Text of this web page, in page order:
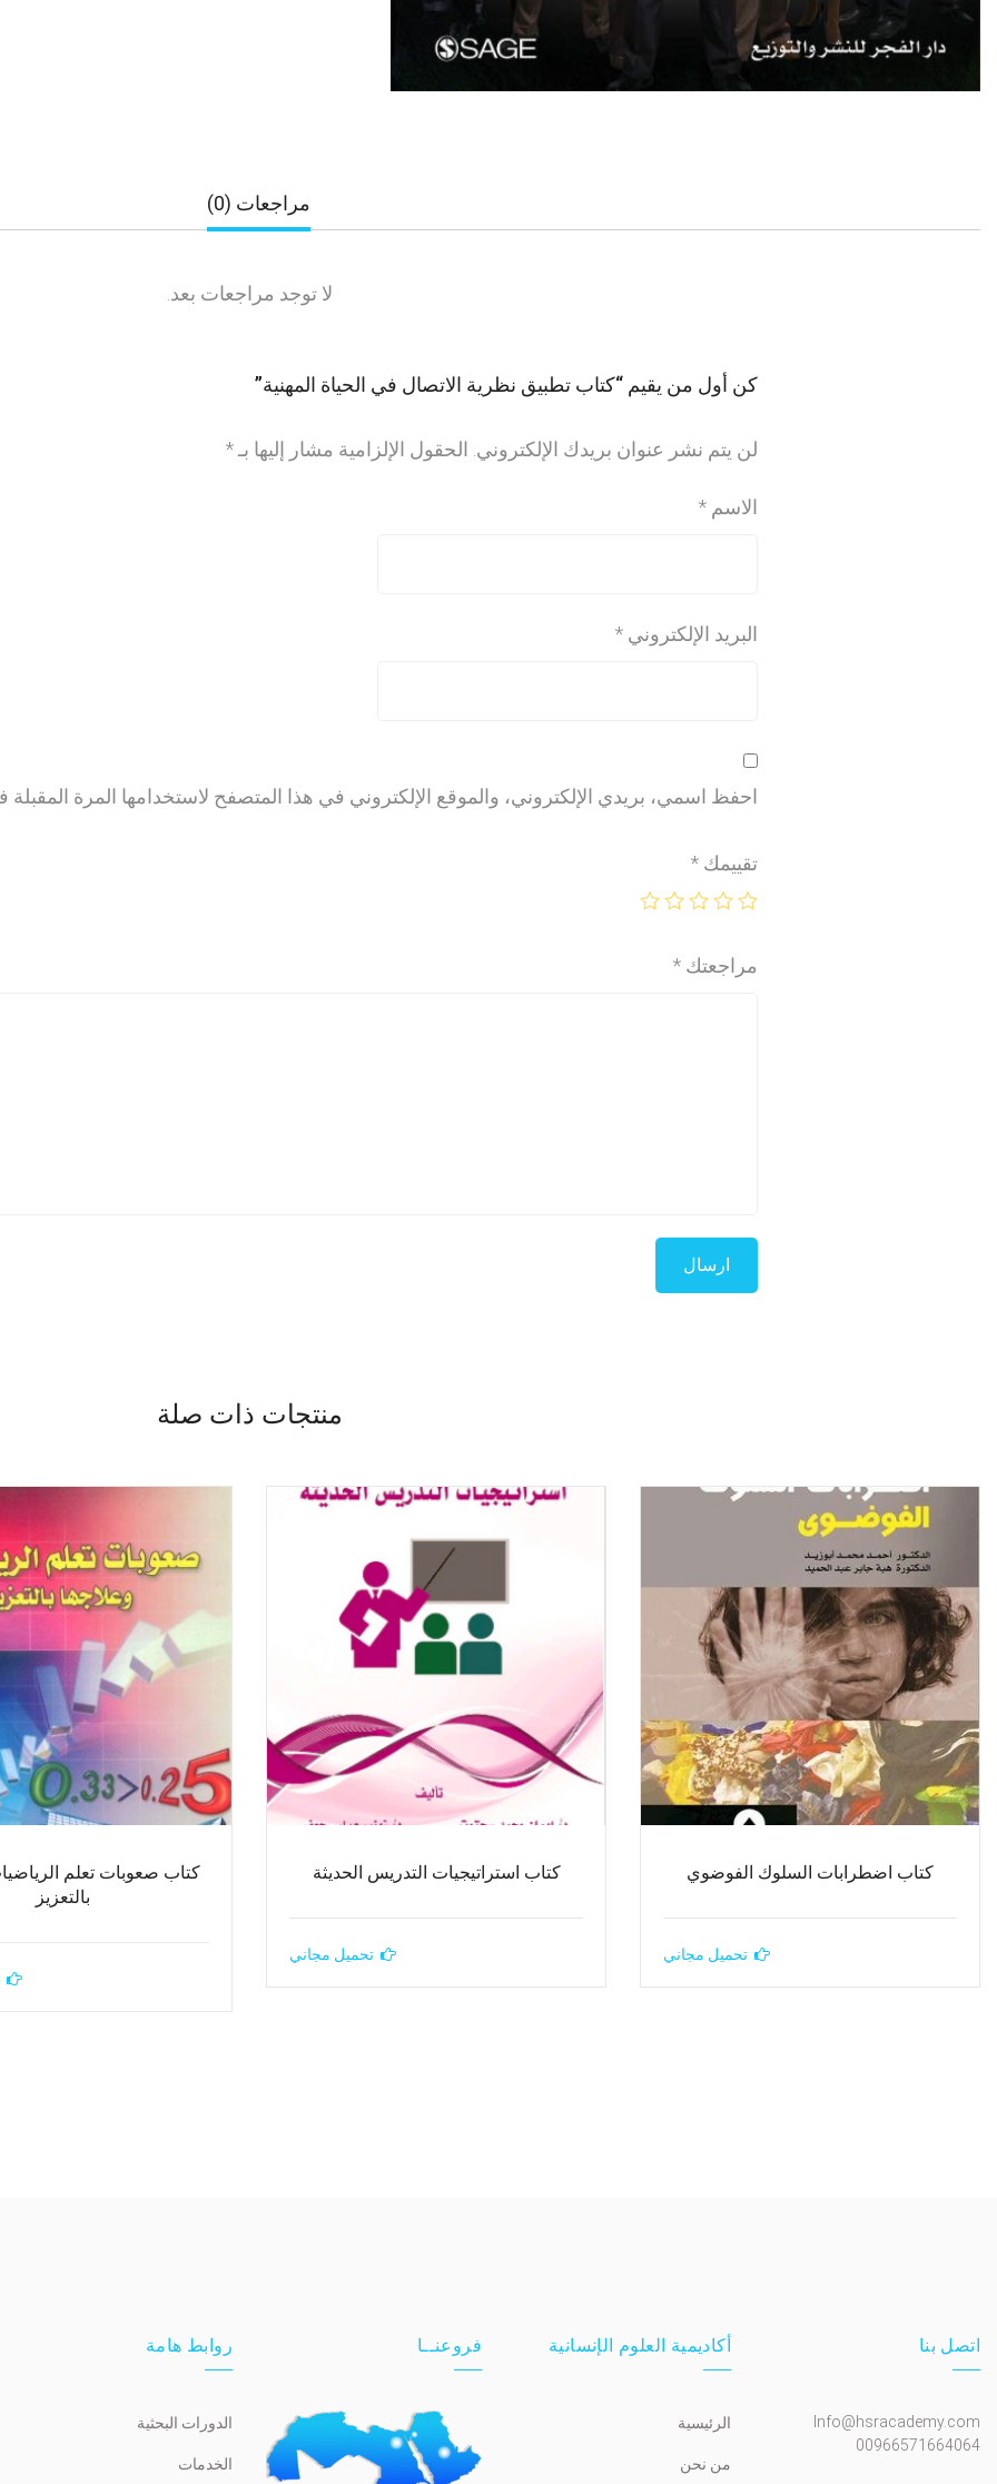
مراجعات (0)
لا توجد مراجعات بعد.
كن أول من يقيم “كتاب تطبيق نظرية الاتصال في الحياة المهنية”
لن يتم نشر عنوان بريدك الإلكتروني. الحقول الإلزامية مشار إليها بـ*
الاسم *
البريد الإلكتروني *
احفظ اسمي، بريدي الإلكتروني، والموقع الإلكتروني في هذا المتصفح لاستخدامها المرة المقبلة
تقييمك *
مراجعتك *
منتجات ذات صلة
كتاب اضطرابات السلوك الفوضوي
تحميل مجاني
كتاب استراتيجيات التدريس الحديثة
تحميل مجاني
كتاب صعوبات تعلم
بالتعزيز
اتصل بنا
Info@hsracademy.com
00966571664064
أكاديمية العلوم الإنسانية
الرئيسية
من نحن
فروعنــا روابط هامة
الدورات البحثية
الخدمات